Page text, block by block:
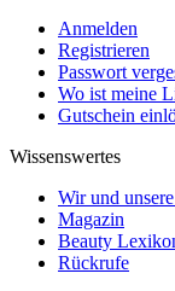
Anmelden
Registrieren
Passwort
Wo ist meine
Gutschein
Wissenswertes
Wir und
Magazin
Beauty
Rückrufe